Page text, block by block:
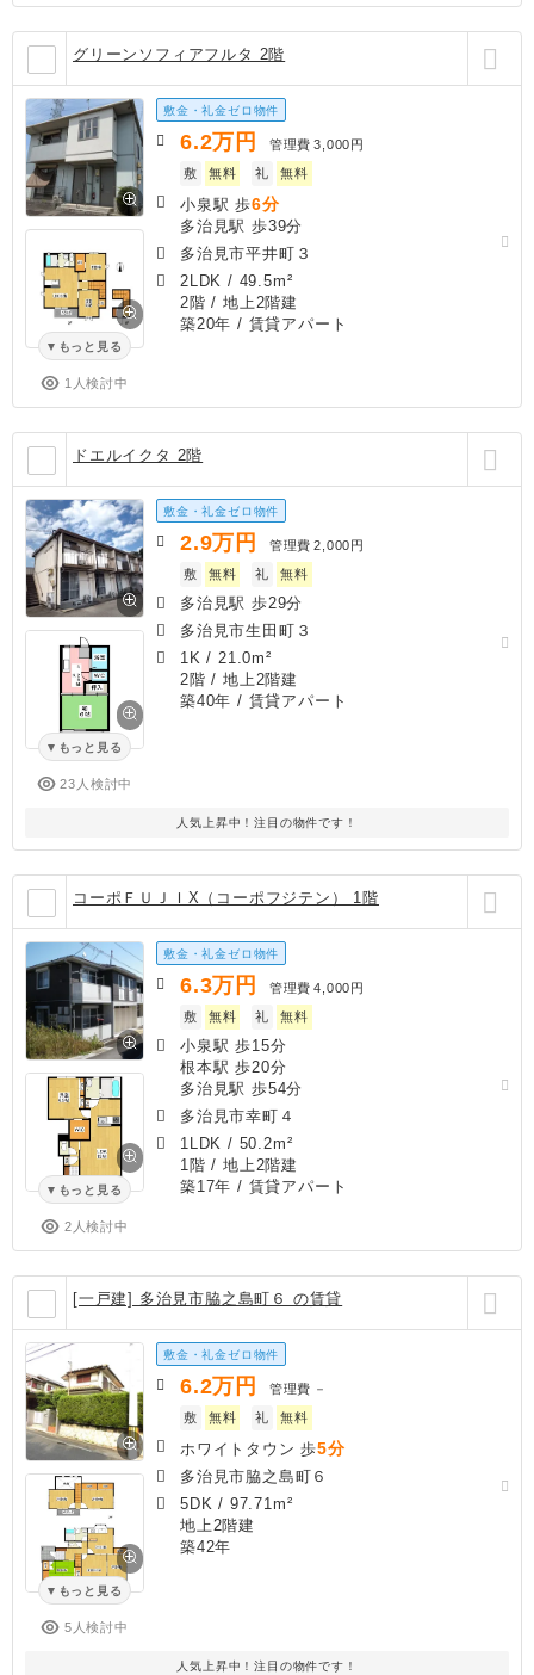
グリーンソフィアフルタ 2階
もっと見る
1人検討中
敷金・礼金ゼロ物件
6.2万円 管理費 3,000円
敷
無料 礼 無料
小泉駅 歩6分
多治見駅 歩39分
多治見市平井町３
2LDK / 49.5m²
2階 / 地上2階建
築20年 / 賃貸アパート
ドエルイクタ 2階
もっと見る
23人検討中
敷金・礼金ゼロ物件
2.9万円 管理費 2,000円
敷
無料 礼 無料
多治見駅 歩29分
多治見市生田町３
1K / 21.0m²
2階 / 地上2階建
築40年 / 賃貸アパート
人気上昇中！注目の物件です！
コーポＦＵＪＩX（コーポフジテン） 1階
もっと見る
2人検討中
敷金・礼金ゼロ物件
6.3万円 管理費 4,000円
敷
無料 礼 無料
小泉駅 歩15分
根本駅 歩20分
多治見駅 歩54分
多治見市幸町４
1LDK / 50.2m²
1階 / 地上2階建
築17年 / 賃貸アパート
[一戸建] 多治見市脇之島町６ の賃貸
もっと見る
5人検討中
敷金・礼金ゼロ物件
6.2万円 管理費 －
敷
無料 礼 無料
ホワイトタウン 歩5分
多治見市脇之島町６
5DK / 97.71m²
地上2階建
築42年
人気上昇中！注目の物件です！